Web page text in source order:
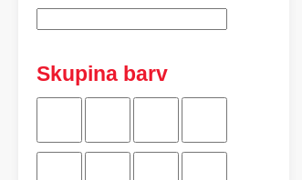
Skupina barv